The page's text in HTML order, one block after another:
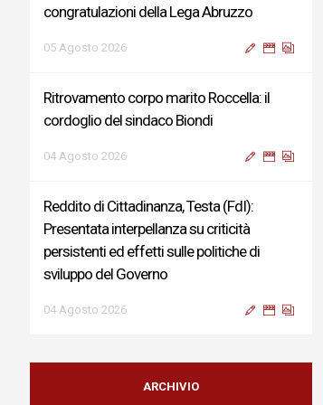
congratulazioni della Lega Abruzzo
05 Agosto 2026
Ritrovamento corpo marito Roccella: il
cordoglio del sindaco Biondi
04 Agosto 2026
Reddito di Cittadinanza, Testa (FdI):
Presentata interpellanza su criticità
persistenti ed effetti sulle politiche di
sviluppo del Governo
04 Agosto 2026
Sigismondi, Liris e Testa: “Profondo
cordoglio e vicinanza al Ministro Roccella e
ARCHIVIO